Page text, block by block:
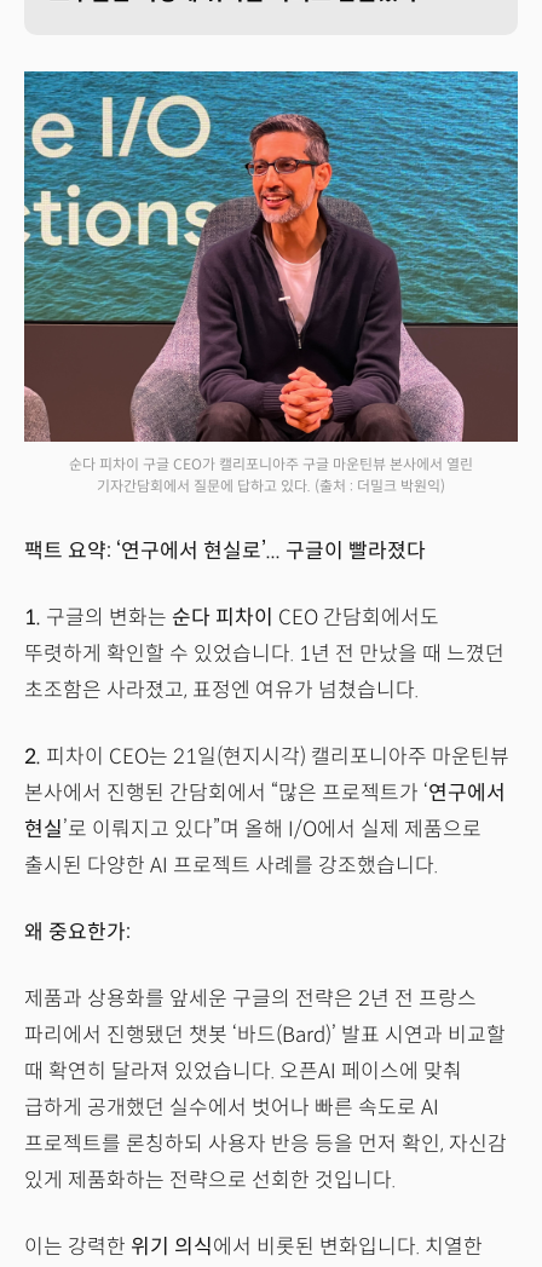
순다 피차이 구글 CEO가 캘리포니아주 구글 마운틴뷰 본사에서 열린
기자간담회에서 질문에 답하고 있다. (출처 : 더밀크 박원익)
팩트 요약: ‘연구에서 현실로’... 구글이 빨라졌다
1. 구글의 변화는 순다 피차이 CEO 간담회에서도
뚜렷하게 확인할 수 있었습니다. 1년 전 만났을 때 느꼈던
초조함은 사라졌고, 표정엔 여유가 넘쳤습니다.
2. 피차이 CEO는 21일(현지시각) 캘리포니아주 마운틴뷰
본사에서 진행된 간담회에서 “많은 프로젝트가 ‘연구에서
현실’로 이뤄지고 있다”며 올해 I/O에서 실제 제품으로
출시된 다양한 AI 프로젝트 사례를 강조했습니다.
왜 중요한가:
제품과 상용화를 앞세운 구글의 전략은 2년 전 프랑스
파리에서 진행됐던 챗봇 ‘바드(Bard)’ 발표 시연과 비교할
때 확연히 달라져 있었습니다. 오픈AI 페이스에 맞춰
급하게 공개했던 실수에서 벗어나 빠른 속도로 AI
프로젝트를 론칭하되 사용자 반응 등을 먼저 확인, 자신감
있게 제품화하는 전략으로 선회한 것입니다.
이는 강력한 위기 의식에서 비롯된 변화입니다. 치열한